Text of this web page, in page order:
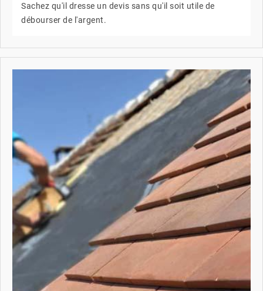
Sachez qu'il dresse un devis sans qu'il soit utile de
débourser de l'argent.